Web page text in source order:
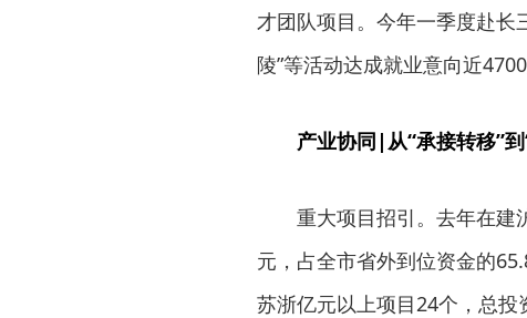
才团队项目。今年一季度赴长
陵”等活动达成就业意向近4700
产业协同|从“承接转移”
重大项目招引。去年在建
元，占全市省外到位资金的
苏浙亿元以上项目24个，总投